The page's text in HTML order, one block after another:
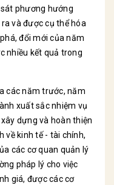
phương hướng
và được cụ thể hóa
đổi mới của năm
nhiều kết quả trong
các năm trước, năm
xuất sắc nhiệm vụ
dựng và hoàn thiện
về kinh tế - tài chính,
các cơ quan quản lý
pháp lý cho việc
giá, được các cơ